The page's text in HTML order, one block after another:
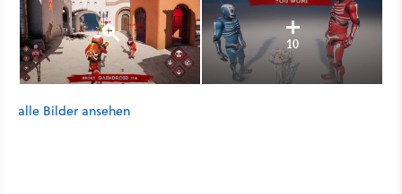
10
alle Bilder ansehen